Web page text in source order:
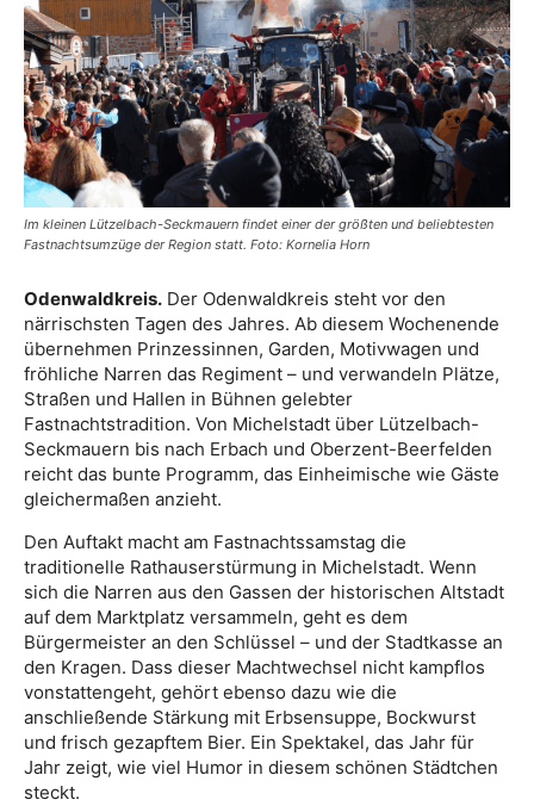
Im kleinen Lützelbach-Seckmauern findet einer der größten und beliebtesten
Fastnachtsumzüge der Region statt. Foto: Kornelia Horn
Odenwaldkreis. Der Odenwaldkreis steht vor den
närrischsten Tagen des Jahres. Ab diesem Wochenende
übernehmen Prinzessinnen, Garden, Motivwagen und
fröhliche Narren das Regiment – und verwandeln Plätze,
Straßen und Hallen in Bühnen gelebter
Fastnachtstradition. Von Michelstadt über Lützelbach-
Seckmauern bis nach Erbach und Oberzent-Beerfelden
reicht das bunte Programm, das Einheimische wie Gäste
gleichermaßen anzieht.
Den Auftakt macht am Fastnachtssamstag die
traditionelle Rathauserstürmung in Michelstadt. Wenn
sich die Narren aus den Gassen der historischen Altstadt
auf dem Marktplatz versammeln, geht es dem
Bürgermeister an den Schlüssel – und der Stadtkasse an
den Kragen. Dass dieser Machtwechsel nicht kampflos
vonstattengeht, gehört ebenso dazu wie die
anschließende Stärkung mit Erbsensuppe, Bockwurst
und frisch gezapftem Bier. Ein Spektakel, das Jahr für
Jahr zeigt, wie viel Humor in diesem schönen Städtchen
steckt.